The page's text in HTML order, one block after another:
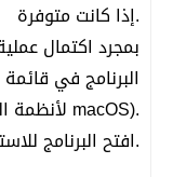
إذا كانت متوفرة.
بمجرد اكتمال
البرنامج في
افتح البرنامج للاستخدام.